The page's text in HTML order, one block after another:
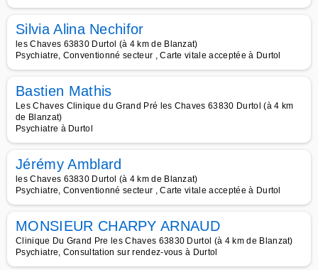
Silvia Alina Nechifor
les Chaves 63830 Durtol (à 4 km de Blanzat)
Psychiatre, Conventionné secteur , Carte vitale acceptée à Durtol
Bastien Mathis
Les Chaves Clinique du Grand Pré les Chaves 63830 Durtol (à 4 km
de Blanzat)
Psychiatre à Durtol
Jérémy Amblard
les Chaves 63830 Durtol (à 4 km de Blanzat)
Psychiatre, Conventionné secteur , Carte vitale acceptée à Durtol
MONSIEUR CHARPY ARNAUD
Clinique Du Grand Pre les Chaves 63830 Durtol (à 4 km de Blanzat)
Psychiatre, Consultation sur rendez-vous à Durtol